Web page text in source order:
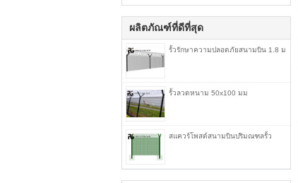
ผลิตภัณฑ์ที่ดีที่สุด
รั้วรักษาความปลอดภัยสนามบิน 1.8 ม
รั้วลวดหนาม 50x100 มม
สแควร์โพสต์สนามบินปริมณฑลรั้ว